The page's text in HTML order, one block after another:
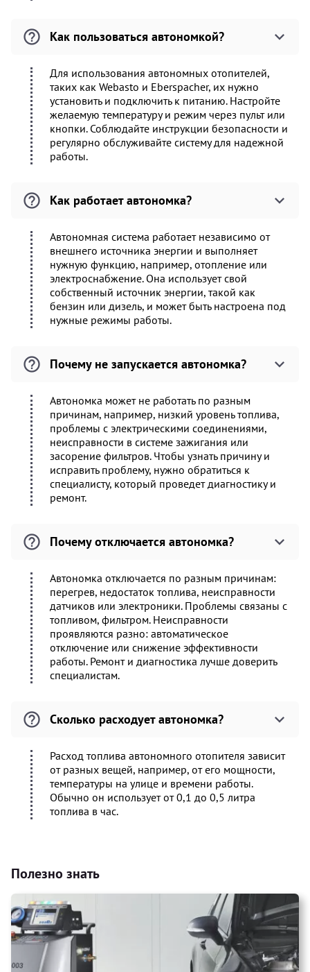
Как пользоваться автономкой?
Для использования автономных отопителей,
таких как Webasto и Eberspacher, их нужно
установить и подключить к питанию. Настройте
желаемую температуру и режим через пульт или
кнопки. Соблюдайте инструкции безопасности и
регулярно обслуживайте систему для надежной
работы.
Как работает автономка?
Автономная система работает независимо от
внешнего источника энергии и выполняет
нужную функцию, например, отопление или
электроснабжение. Она использует свой
собственный источник энергии, такой как
бензин или дизель, и может быть настроена под
нужные режимы работы.
Почему не запускается автономка?
Автономка может не работать по разным
причинам, например, низкий уровень топлива,
проблемы с электрическими соединениями,
неисправности в системе зажигания или
засорение фильтров. Чтобы узнать причину и
исправить проблему, нужно обратиться к
специалисту, который проведет диагностику и
ремонт.
Почему отключается автономка?
Автономка отключается по разным причинам:
перегрев, недостаток топлива, неисправности
датчиков или электроники. Проблемы связаны с
топливом, фильтром. Неисправности
проявляются разно: автоматическое
отключение или снижение эффективности
работы. Ремонт и диагностика лучше доверить
специалистам.
Сколько расходует автономка?
Расход топлива автономного отопителя зависит
от разных вещей, например, от его мощности,
температуры на улице и времени работы.
Обычно он использует от 0,1 до 0,5 литра
топлива в час.
Полезно знать